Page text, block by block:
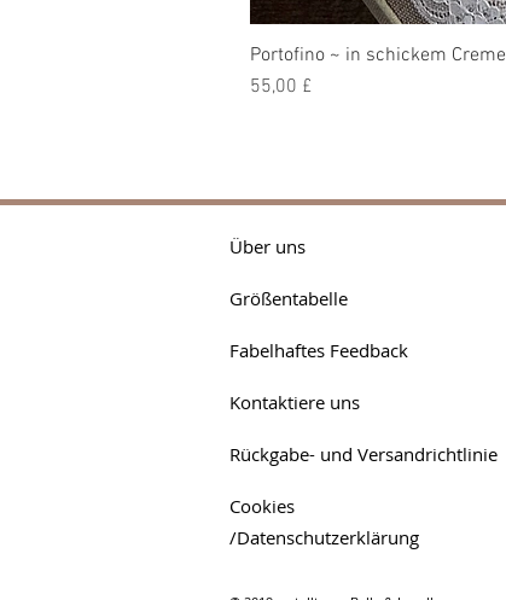
Portofino ~ in schickem Creme
Preis
55,00 £
Über uns
Größentabelle
Fabelhaftes Feedback
Kontaktiere uns
Rückgabe- und Versandrichtlinie
Cookies
/Datenschutzerklärung